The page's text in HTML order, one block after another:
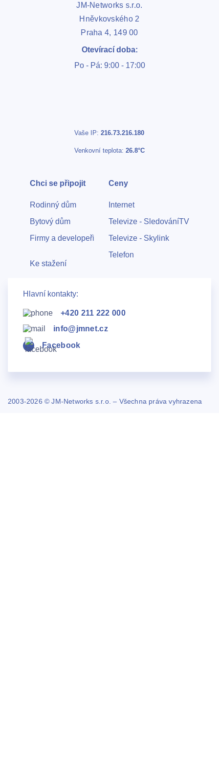
Vaše IP: 216.73.216.180
Venkovní teplota: 26.8°C
JM-Networks s.r.o.
Hněvkovského 2
Praha 4, 149 00
Otevírací doba:
Po - Pá: 9:00 - 17:00
Chci se připojit
Rodinný dům
Bytový dům
Firmy a developeři
Ke stažení
Ceny
Internet
Televize - SledováníTV
Televize - Skylink
Telefon
Hlavní kontakty:
+420 211 222 000
info@jmnet.cz
Facebook
2003-2026 © JM-Networks s.r.o. – Všechna práva vyhrazena